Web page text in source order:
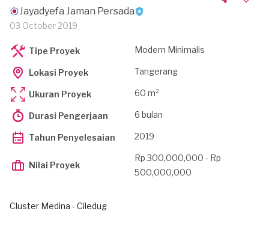
Jayadyefa Jaman Persada
03 October 2019
Tipe Proyek Modern Minimalis
Lokasi Proyek Tangerang
Ukuran Proyek 60 m²
Durasi Pengerjaan 6 bulan
Tahun Penyelesaian 2019
Nilai Proyek
Rp 300,000,000 - Rp
500,000,000
Cluster Medina - Ciledug